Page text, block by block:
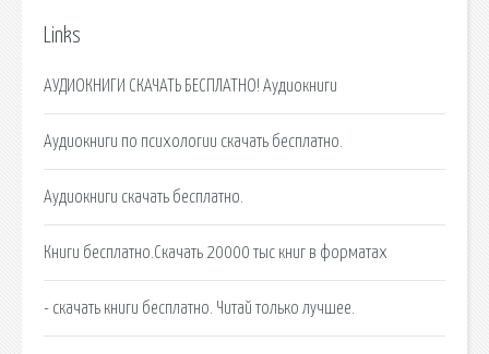
Links
АУДИОКНИГИ СКАЧАТЬ БЕСПЛАТНО! Аудиокниги
Аудиокниги по психологии скачать бесплатно.
Аудиокниги скачать бесплатно.
Книги бесплатно.Скачать 20000 тыс книг в форматах
- скачать книги бесплатно. Читай только лучшее.